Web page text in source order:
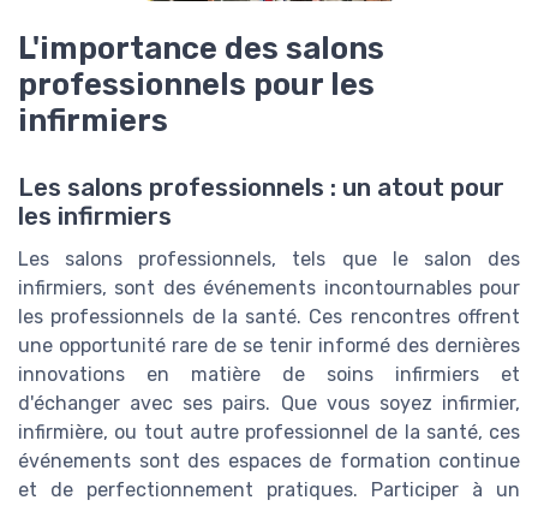
L'importance des salons
professionnels pour les
infirmiers
Les salons professionnels : un atout pour
les infirmiers
Les salons professionnels, tels que le salon des
infirmiers, sont des événements incontournables pour
les professionnels de la santé. Ces rencontres offrent
une opportunité rare de se tenir informé des dernières
innovations en matière de soins infirmiers et
d'échanger avec ses pairs. Que vous soyez infirmier,
infirmière, ou tout autre professionnel de la santé, ces
événements sont des espaces de formation continue
et de perfectionnement pratiques. Participer à un